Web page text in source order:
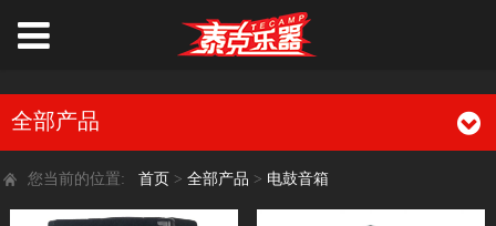
全部产品
您当前的位置:首页 >全部产品 > 电鼓音箱